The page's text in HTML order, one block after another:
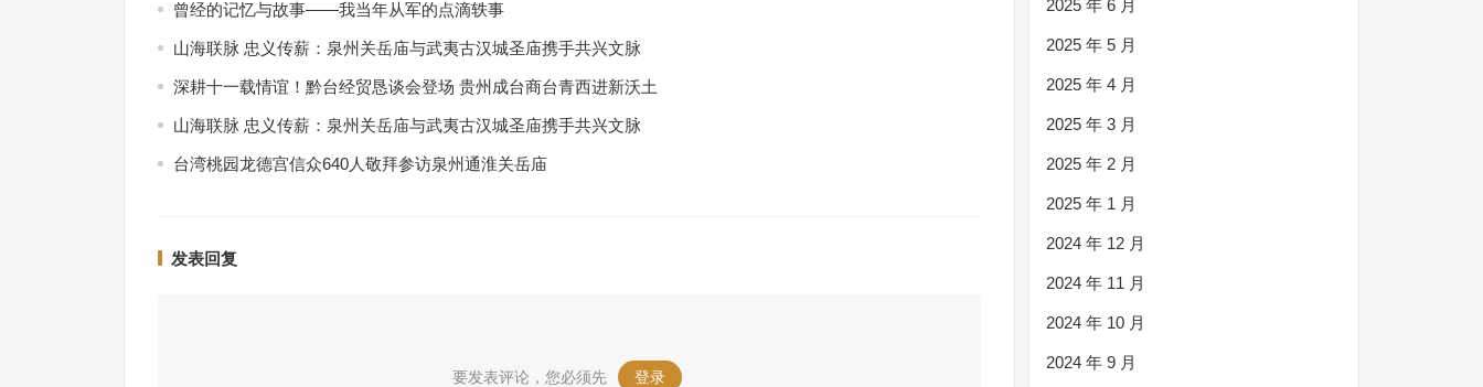
曾经的记忆与故事——我当年从军的点滴轶事
山海联脉 忠义传薪：泉州关岳庙与武夷古汉城圣庙携手共兴文脉
深耕十一载情谊！黔台经贸恳谈会登场 贵州成台商台青西进新沃土
山海联脉 忠义传薪：泉州关岳庙与武夷古汉城圣庙携手共兴文脉
台湾桃园龙德宫信众640人敬拜参访泉州通淮关岳庙
发表回复
要发表评论，您必须先 登录 。
2025 年 6 月
2025 年 5 月
2025 年 4 月
2025 年 3 月
2025 年 2 月
2025 年 1 月
2024 年 12 月
2024 年 11 月
2024 年 10 月
2024 年 9 月